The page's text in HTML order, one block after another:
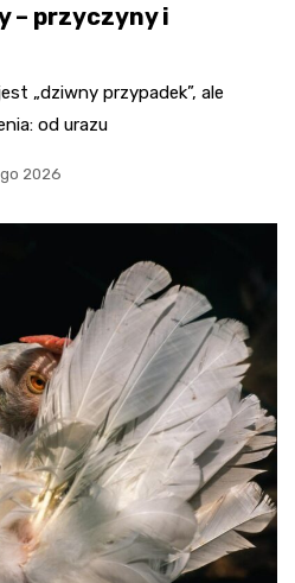
– przyczyny i
„dziwny przypadek”, ale
od urazu
2026